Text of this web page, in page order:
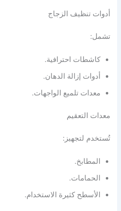
أدوات تنظيف الزجاج
تشمل:
كاشطات احترافية.
أدوات إزالة الدهان.
معدات تلميع الواجهات.
معدات التعقيم
تُستخدم لتجهيز:
المطابخ.
الحمامات.
الأسطح كثيرة الاستخدام.